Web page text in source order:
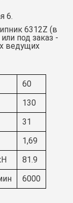
6.
6312Z (в
под заказ -
ведущих
60
130
31
1,69
81.9
6000